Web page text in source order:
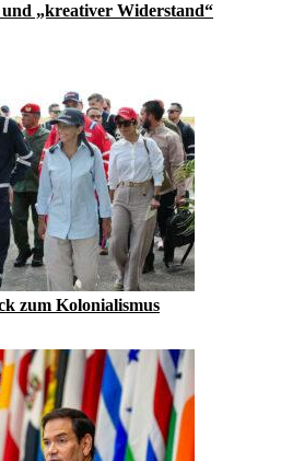
und „kreativer Widerstand“
zum Kolonialismus